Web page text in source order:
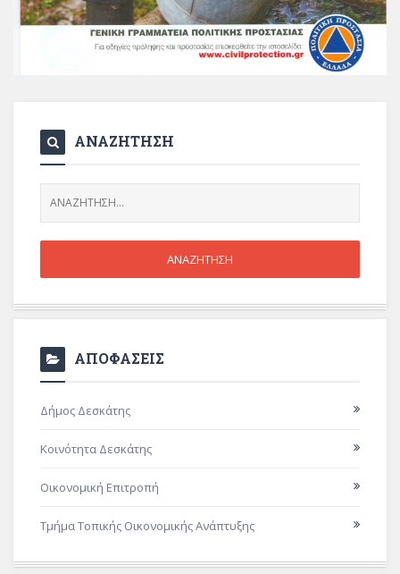
ΑΝΑΖΗΤΗΣΗ
ΑΠΟΦΑΣΕΙΣ
Δήμος Δεσκάτης
Κοινότητα Δεσκάτης
Οικονομική Επιτροπή
Τμήμα Τοπικής Οικονομικής Ανάπτυξης